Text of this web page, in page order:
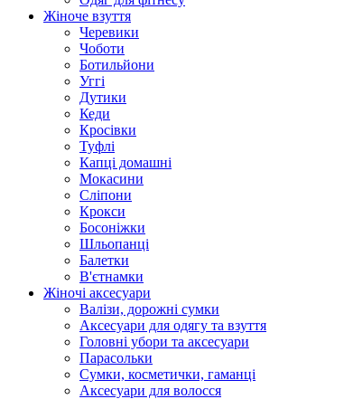
Жіноче взуття
Черевики
Чоботи
Ботильйони
Уггі
Дутики
Кеди
Кросівки
Туфлі
Капці домашні
Мокасини
Сліпони
Крокси
Босоніжки
Шльопанці
Балетки
В'єтнамки
Жіночі аксесуари
Валізи, дорожні сумки
Аксесуари для одягу та взуття
Головні убори та аксесуари
Парасольки
Сумки, косметички, гаманці
Аксесуари для волосся